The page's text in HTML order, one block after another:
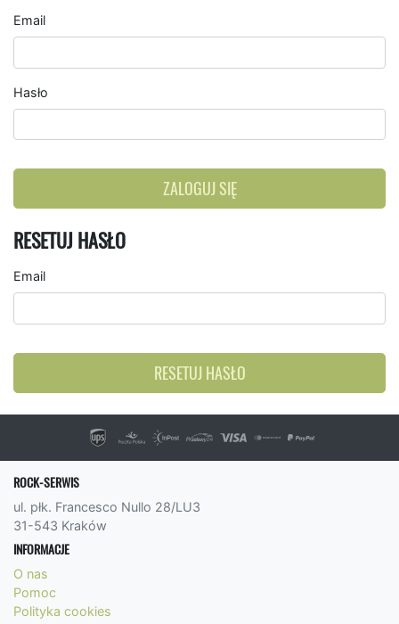
Email
Hasło
ZALOGUJ SIĘ
RESETUJ HASŁO
Email
RESETUJ HASŁO
ROCK-SERWIS
ul. płk. Francesco Nullo 28/LU3
31-543 Kraków
INFORMACJE
O nas
Pomoc
Polityka cookies